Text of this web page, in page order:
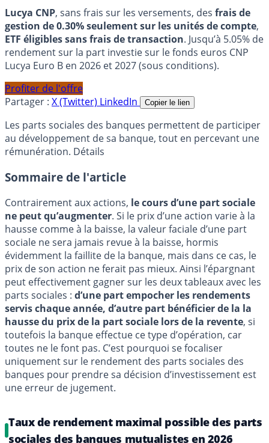
Lucya CNP, sans frais sur les versements, des frais de
gestion de 0.30% seulement sur les unités de compte,
ETF éligibles sans frais de transaction. Jusqu’à 5.05% de
rendement sur la part investie sur le fonds euros CNP
Lucya Euro B en 2026 et 2027 (sous conditions).
Profiter de l'offre
Partager : X (Twitter) LinkedIn Copier le lien
Les parts sociales des banques permettent de participer
au développement de sa banque, tout en percevant une
rémunération. Détails
Sommaire de l'article
Contrairement aux actions, le cours d’une part sociale
ne peut qu’augmenter. Si le prix d’une action varie à la
hausse comme à la baisse, la valeur faciale d’une part
sociale ne sera jamais revue à la baisse, hormis
évidemment la faillite de la banque, mais dans ce cas, le
prix de son action ne ferait pas mieux. Ainsi l’épargnant
peut effectivement gagner sur les deux tableaux avec les
parts sociales : d’une part empocher les rendements
servis chaque année, d’autre part bénéficier de la la
hausse du prix de la part sociale lors de la revente, si
toutefois la banque effectue ce type d’opération, car
toutes ne le font pas. C’est pourquoi se focaliser
uniquement sur le rendement des parts sociales des
banques pour prendre sa décision d’investissement est
une erreur de jugement.
Taux de rendement maximal possible des parts
sociales des banques mutualistes en 2026